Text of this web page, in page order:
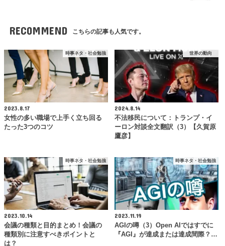
RECOMMEND こちらの記事も人気です。
時事ネタ・社会勉強
2023.8.17
女性の多い職場で上手く立ち回る
たった3つのコツ
世界の動向
2024.8.14
不法移民について：トランプ・イ
ーロン対談全文翻訳（3）【久賀原
鷹彦】
時事ネタ・社会勉強
2023.10.14
会議の種類と目的まとめ！会議の
種類別に注意すべきポイントと
は？
時事ネタ・社会勉強
2023.11.19
AGIの噂（3）Open AIではすでに
『AGI』が達成または達成間際？…